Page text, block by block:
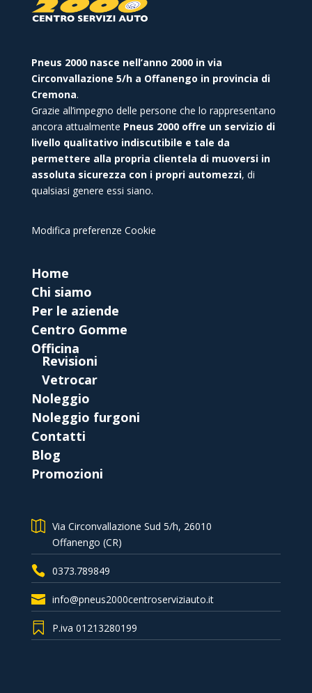
Pneus 2000 nasce nell’anno 2000 in via
Circonvallazione 5/h a Offanengo in provincia di
Cremona.
Grazie all’impegno delle persone che lo rappresentano
ancora attualmente Pneus 2000 offre un servizio di
livello qualitativo indiscutibile e tale da
permettere alla propria clientela di muoversi in
assoluta sicurezza con i propri automezzi, di
qualsiasi genere essi siano.
Modifica preferenze Cookie
Home
Chi siamo
Per le aziende
Centro Gomme
Officina
Revisioni
Vetrocar
Noleggio
Noleggio furgoni
Contatti
Blog
Promozioni
Via Circonvallazione Sud 5/h, 26010
Offanengo (CR)
0373.789849
info@pneus2000centroserviziauto.it
P.iva 01213280199